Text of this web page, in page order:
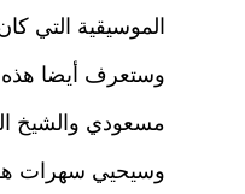
الموسيقية التي
وستعرف أيضا هذه
مسعودي والشيخ
وسيحيي سهرات